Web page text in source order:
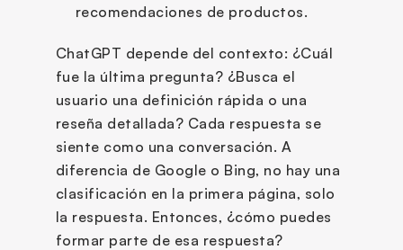
recomendaciones de productos.
ChatGPT depende del contexto: ¿Cuál
fue la última pregunta? ¿Busca el
usuario una definición rápida o una
reseña detallada? Cada respuesta se
siente como una conversación. A
diferencia de Google o Bing, no hay una
clasificación en la primera página, solo
la respuesta. Entonces, ¿cómo puedes
formar parte de esa respuesta?